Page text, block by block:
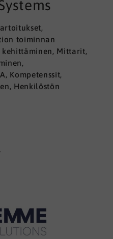
toiminnan
kehittäminen, Mittarit,
Kompetenssit,
Henkilöstön